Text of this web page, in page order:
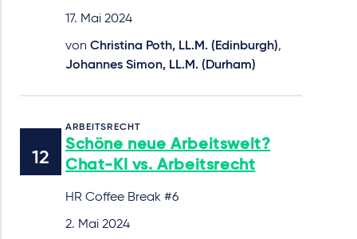
17. Mai 2024
von Christina Poth, LL.M. (Edinburgh),
Johannes Simon, LL.M. (Durham)
ARBEITSRECHT
Schöne neue Arbeitswelt?
Chat-KI vs. Arbeitsrecht
HR Coffee Break #6
2. Mai 2024